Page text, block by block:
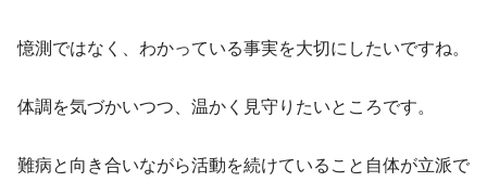
憶測ではなく、わかっている事実を大切にしたいですね。
体調を気づかいつつ、温かく見守りたいところです。
難病と向き合いながら活動を続けていること自体が立派で